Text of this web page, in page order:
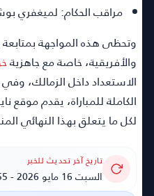
مراقب الحكام:لميغفري
وتحظى هذه المواجهة بمتابعة
والأفريقية، خاصة مع جاهزية
الاستعداد داخل الزمالك، وفي
الكاملة للمباراة، يقدم موقع
لكل ما يتعلق بهذا النهائي
تاريخ آخر تحديث للخبر
السبت 16 مايو 2026 - 2:55 صباحًا